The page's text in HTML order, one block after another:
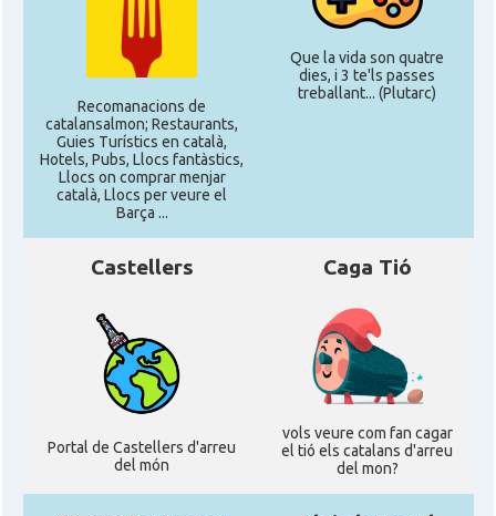
Recomanacions de
catalansalmon; Restaurants,
Guies Turístics en català,
Hotels, Pubs, Llocs fantàstics,
Llocs on comprar menjar
català, Llocs per veure el
Barça ...
Que la vida son quatre
dies, i 3 te'ls passes
treballant... (Plutarc)
Castellers
Portal de Castellers d'arreu
del món
Caga Tió
vols veure com fan cagar
el tió els catalans d'arreu
del mon?